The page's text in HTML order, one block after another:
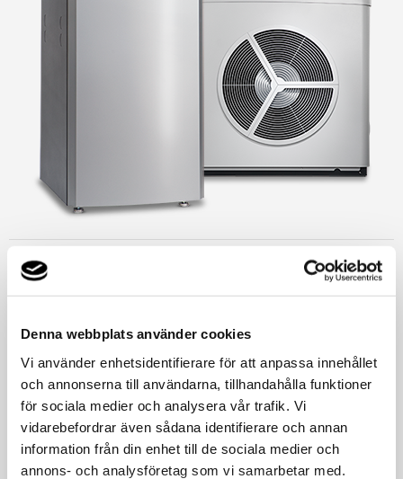
Denna webbplats använder cookies
Vi använder enhetsidentifierare för att anpassa innehållet
och annonserna till användarna, tillhandahålla funktioner
för sociala medier och analysera vår trafik. Vi
vidarebefordrar även sådana identifierare och annan
information från din enhet till de sociala medier och
annons- och analysföretag som vi samarbetar med.
Athena
Exceptionellt bra prestanda för dig som inte vill tumma på
Generös varmvattenmängd med snabb återladdning
En av marknadens absolut tystaste. Minimalt ljud även vid
full effekt
LÄS MER